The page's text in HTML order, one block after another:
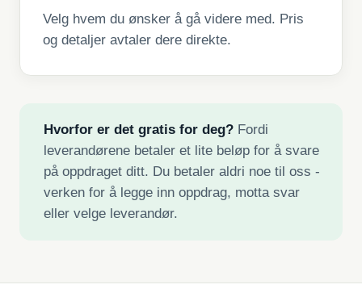
Velg hvem du ønsker å gå videre med. Pris
og detaljer avtaler dere direkte.
Hvorfor er det gratis for deg?Fordi
leverandørene betaler et lite beløp for å svare
på oppdraget ditt. Du betaler aldri noe til oss -
verken for å legge inn oppdrag, motta svar
eller velge leverandør.